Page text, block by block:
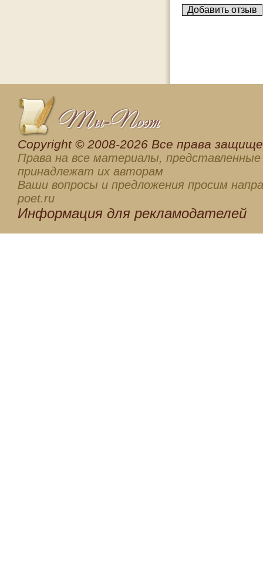
Сopyright © 2008-2026 Все права
Права на все материалы, представленные
принадлежат их авторам
Ваши вопросы и предложения просим
poet.ru
Информация для рекламодателей